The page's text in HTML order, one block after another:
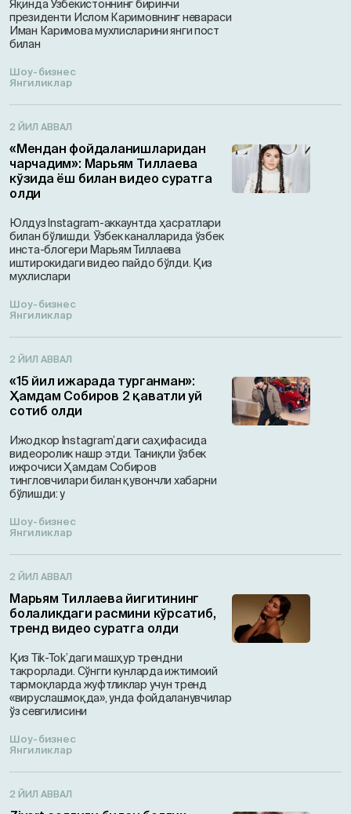
Яқинда Ўзбекистоннинг биринчи
президенти Ислом Каримовнинг невараси
Иман Каримова мухлисларини янги пост
билан
Шоу-бизнес
Янгиликлар
2 ЙИЛ АВВАЛ
«Мендан фойдаланишларидан
чарчадим»: Марьям Тиллаева
кўзида ёш билан видео суратга
олди
Юлдуз Instagram-аккаунтда ҳасратлари
билан бўлишди. Ўзбек каналларида ўзбек
инста-блогери Марьям Тиллаева
иштирокидаги видео пайдо бўлди. Қиз
мухлислари
Шоу-бизнес
Янгиликлар
2 ЙИЛ АВВАЛ
«15 йил ижарада турганман»:
Ҳамдам Собиров 2 қаватли уй
сотиб олди
Ижодкор Instagram’даги саҳифасида
видеоролик нашр этди. Таниқли ўзбек
ижрочиси Ҳамдам Собиров
тингловчилари билан қувончли хабарни
бўлишди: у
Шоу-бизнес
Янгиликлар
2 ЙИЛ АВВАЛ
Марьям Тиллаева йигитининг
болаликдаги расмини кўрсатиб,
тренд видео суратга олди
Қиз Tik-Tok’даги машҳур трендни
такрорлади. Сўнгги кунларда ижтимоий
тармоқларда жуфтликлар учун тренд
«вируслашмоқда», унда фойдаланувчилар
ўз севгилисини
Шоу-бизнес
Янгиликлар
2 ЙИЛ АВВАЛ